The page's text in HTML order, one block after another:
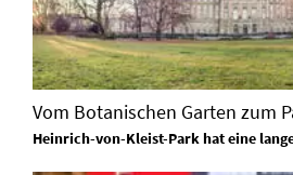
Vom Botanischen Garten zum
Heinrich-von-Kleist-Park hat eine